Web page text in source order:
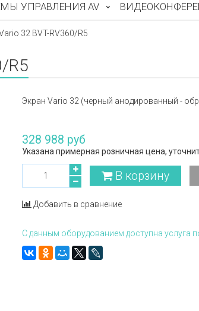
УПРАВЛЕНИЯ AV
32 BVT-RV360/R5
R5
Экран Vario 32 (черный анодированный -
328 988 руб
Указана примерная розничная цена,
В корзину
Добавить в сравнение
С данным оборудованием доступна услуга